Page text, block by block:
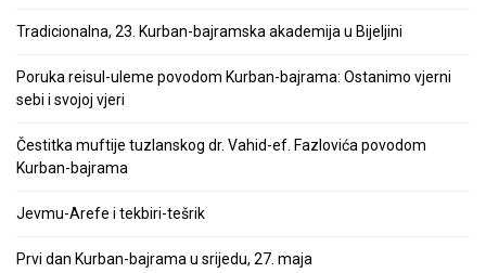
Tradicionalna, 23. Kurban-bajramska akademija u Bijeljini
Poruka reisul-uleme povodom Kurban-bajrama: Ostanimo vjerni
sebi i svojoj vjeri
Čestitka muftije tuzlanskog dr. Vahid-ef. Fazlovića povodom
Kurban-bajrama
Jevmu-Arefe i tekbiri-tešrik
Prvi dan Kurban-bajrama u srijedu, 27. maja